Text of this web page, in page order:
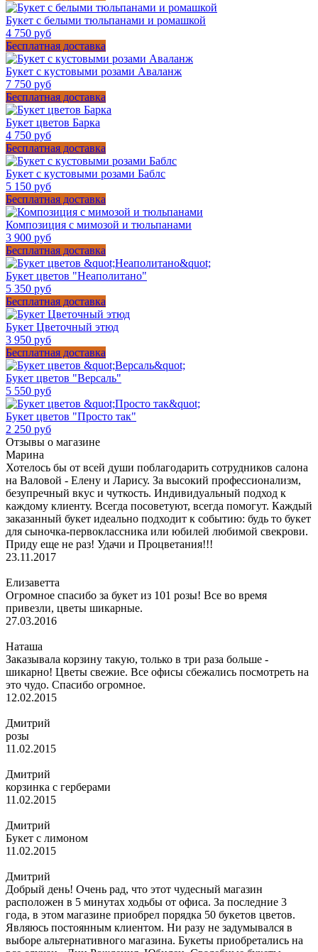
Букет с белыми тюльпанами и ромашкой
4 750 руб
Бесплатная доставка
Букет с кустовыми розами Аваланж
7 750 руб
Бесплатная доставка
Букет цветов Барка
4 750 руб
Бесплатная доставка
Букет c кустовыми розами Баблс
5 150 руб
Бесплатная доставка
Композиция с мимозой и тюльпанами
3 900 руб
Бесплатная доставка
Букет цветов "Неаполитано"
5 350 руб
Бесплатная доставка
Букет Цветочный этюд
3 950 руб
Бесплатная доставка
Букет цветов "Версаль"
5 550 руб
Букет цветов "Просто так"
2 250 руб
Отзывы о магазине
Марина
Хотелось бы от всей души поблагодарить сотрудников салона
на Валовой - Елену и Ларису. За высокий профессионализм,
безупречный вкус и чуткость. Индивидуальный подход к
каждому клиенту. Всегда посоветуют, всегда помогут. Каждый
заказанный букет идеально подходит к событию: будь то букет
для сыночка-первоклассника или юбилей любимой свекрови.
Приду еще не раз! Удачи и Процветания!!!
23.11.2017
Елизаветта
Огромное спасибо за букет из 101 розы! Все во время
привезли, цветы шикарные.
27.03.2016
Наташа
Заказывала корзину такую, только в три раза больше -
шикарно! Цветы свежие. Все офисы сбежались посмотреть на
это чудо. Спасибо огромное.
12.02.2015
Дмитрий
розы
11.02.2015
Дмитрий
корзинка с герберами
11.02.2015
Дмитрий
Букет с лимоном
11.02.2015
Дмитрий
Добрый день! Очень рад, что этот чудесный магазин
расположен в 5 минутах ходьбы от офиса. За последние 3
года, в этом магазине приобрел порядка 50 букетов цветов.
Являюсь постоянным клиентом. Ни разу не задумывался в
выборе альтернативного магазина. Букеты приобретались на